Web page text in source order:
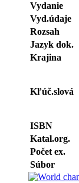
Vydanie
Vyd.údaje
Rozsah
Jazyk dok.
Krajina
Kľúč.slová
ISBN
Katal.org.
Počet ex.
Súbor